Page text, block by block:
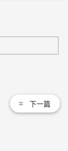
下一篇